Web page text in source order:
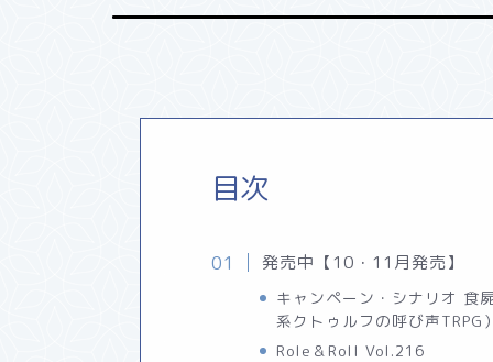
目次
発売中【10・11月発売】
キャンペーン・シナリオ 食
系クトゥルフの呼び声TRPG
Role＆Roll Vol.216